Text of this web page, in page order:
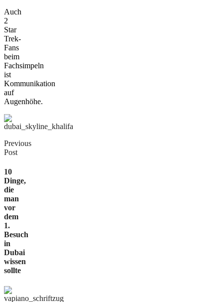
Auch
2
Star
Trek-
Fans
beim
Fachsimpeln
ist
Kommunikation
auf
Augenhöhe.
Previous
Post
10
Dinge,
die
man
vor
dem
1.
Besuch
in
Dubai
wissen
sollte